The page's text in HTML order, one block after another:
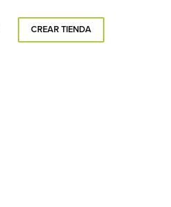
CREAR TIENDA